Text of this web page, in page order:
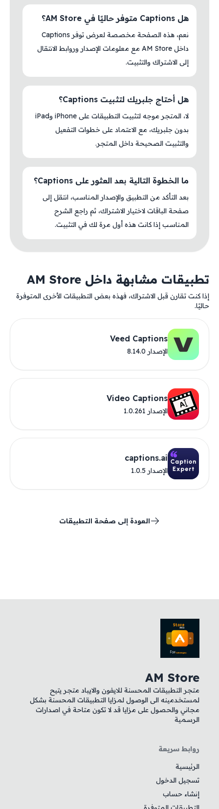
هل Captions متوفر حاليًا في AM Store؟
نعم، هذه الصفحة مخصصة لعرض توفر Captions
داخل AM Store مع معلومات الإصدار وروابط الانتقال
إلى الاشتراك والتثبيت.
هل أحتاج جلبريك لتثبيت Captions؟
لا، المتجر موجه لتثبيت التطبيقات على iPhone وiPad
بدون جلبريك، مع الاعتماد على خطوات التفعيل
والتثبيت الصحيحة داخل المتجر.
ما الخطوة التالية بعد العثور على Captions؟
بعد التأكد من التطبيق والإصدار المناسب، انتقل إلى
صفحة الباقات لاختيار الاشتراك، ثم راجع الشرح
المناسب إذا كانت هذه أول مرة لك في التثبيت.
تطبيقات مشابهة داخل AM Store
إذا كنت تقارن قبل الاشتراك، فهذه بعض التطبيقات الأخرى المتوفرة
حاليًا.
Veed Captions
الإصدار 8.14.0
Video Captions
الإصدار 1.0.261
captions.ai
الإصدار 1.0.5
العودة إلى صفحة التطبيقات
AM Store
متجر التطبيقات المحسنة للايفون والايباد متجر يتيح
لمستخدمينه الى الوصول لمزايا التطبيقات المحسنة بشكل
مجاني والحصول على مزايا قد لا تكون متاحة في اصدارات
الرسمية
روابط سريعة
الرئيسية
تسجيل الدخول
إنشاء حساب